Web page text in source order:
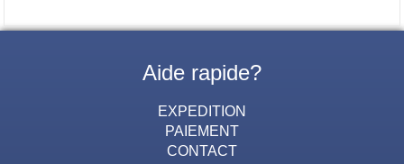
Aide rapide?
EXPEDITION
PAIEMENT
CONTACT